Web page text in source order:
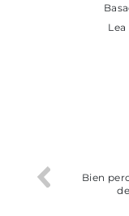
Lea algunas de las opiniones
trobat
Bien